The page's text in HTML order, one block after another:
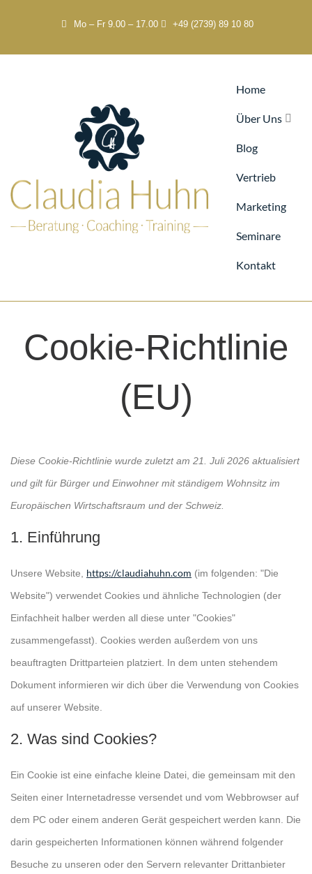
Mo – Fr 9.00 – 17.00 +49 (2739) 89 10 80
Home
Über Uns
Blog
Vertrieb
Marketing
Seminare
Kontakt
Cookie-Richtlinie
(EU)
Diese Cookie-Richtlinie wurde zuletzt am 21. Juli 2026 aktualisiert
und gilt für Bürger und Einwohner mit ständigem Wohnsitz im
Europäischen Wirtschaftsraum und der Schweiz.
1. Einführung
Unsere Website, https://claudiahuhn.com (im folgenden: "Die
Website") verwendet Cookies und ähnliche Technologien (der
Einfachheit halber werden all diese unter "Cookies"
zusammengefasst). Cookies werden außerdem von uns
beauftragten Drittparteien platziert. In dem unten stehendem
Dokument informieren wir dich über die Verwendung von Cookies
auf unserer Website.
2. Was sind Cookies?
Ein Cookie ist eine einfache kleine Datei, die gemeinsam mit den
Seiten einer Internetadresse versendet und vom Webbrowser auf
dem PC oder einem anderen Gerät gespeichert werden kann. Die
darin gespeicherten Informationen können während folgender
Besuche zu unseren oder den Servern relevanter Drittanbieter